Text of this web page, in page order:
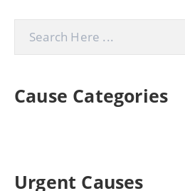
Cause Categories
Urgent Causes